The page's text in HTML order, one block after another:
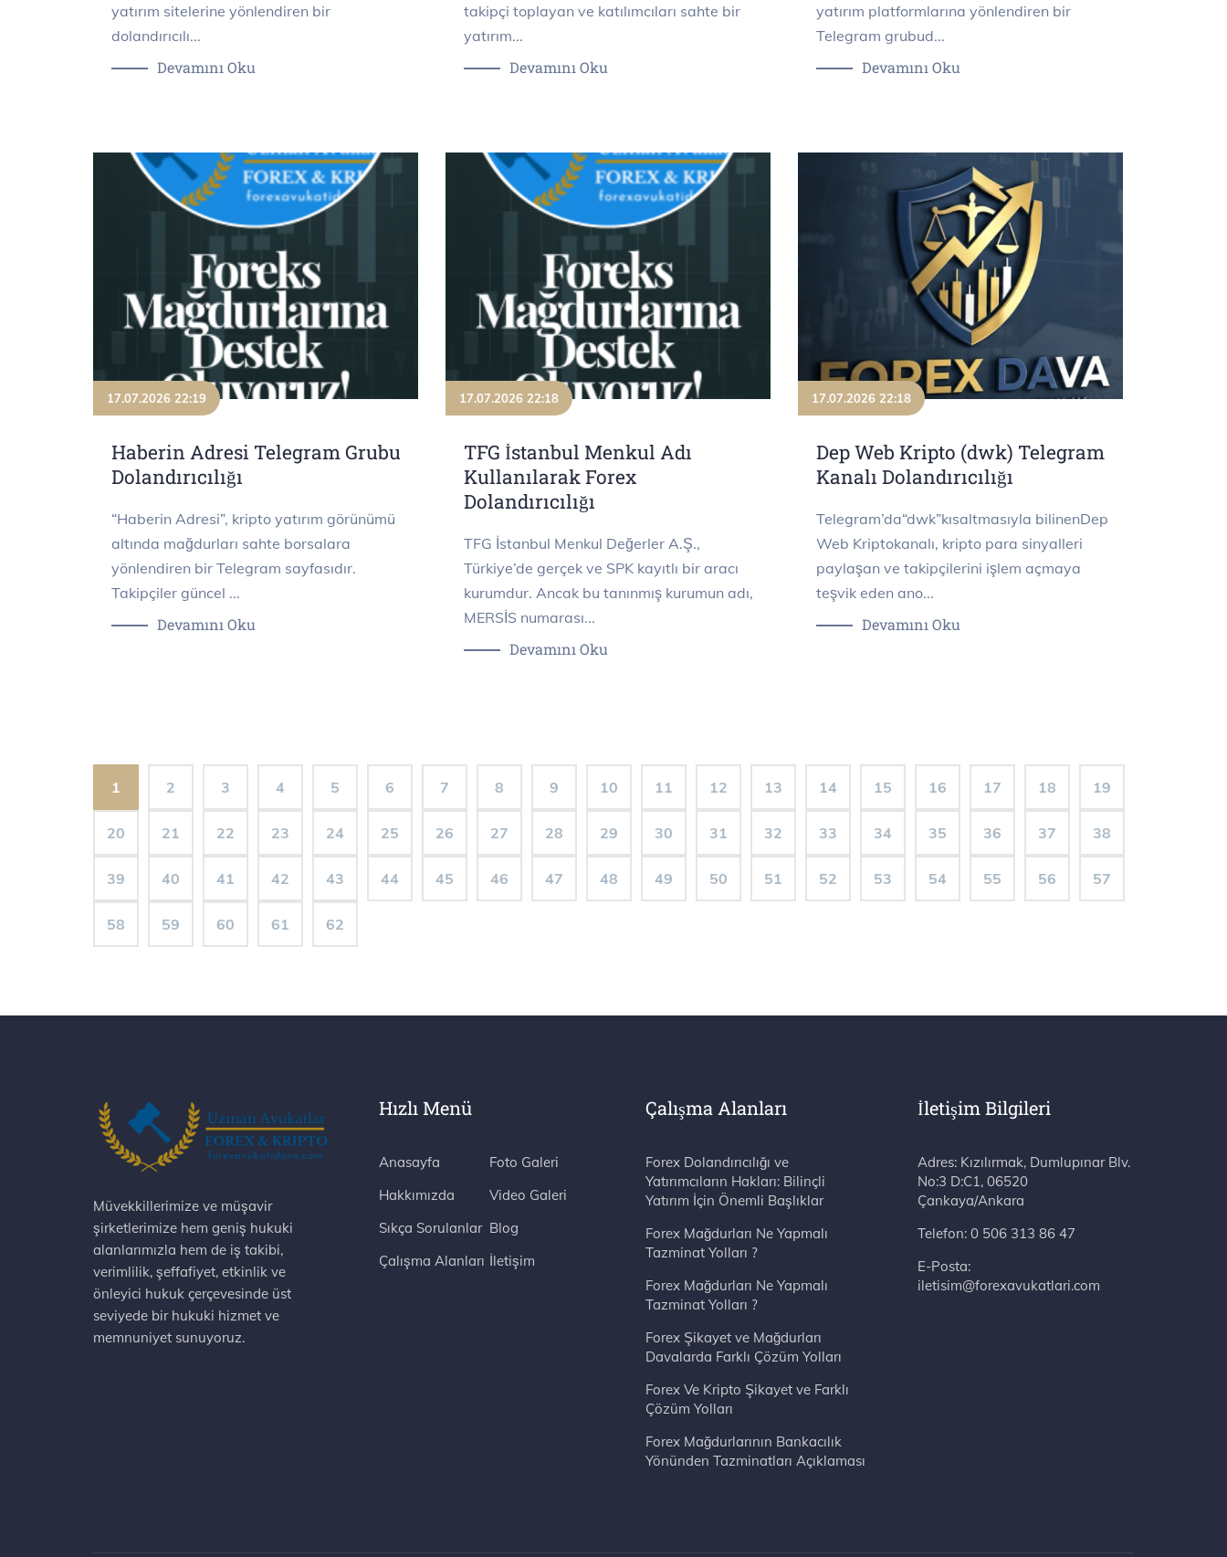
yatırım sitelerine yönlendiren bir
dolandırıcılı...
Devamını Oku
takipçi toplayan ve katılımcıları sahte bir
yatırım...
Devamını Oku
yatırım platformlarına yönlendiren bir
Telegram grubud...
Devamını Oku
17.07.2026 22:19
Haberin Adresi Telegram Grubu
Dolandırıcılığı
“Haberin Adresi”, kripto yatırım görünümü
altında mağdurları sahte borsalara
yönlendiren bir Telegram sayfasıdır.
Takipçiler güncel ...
Devamını Oku
17.07.2026 22:18
TFG İstanbul Menkul Adı
Kullanılarak Forex
Dolandırıcılığı
TFG İstanbul Menkul Değerler A.Ş.,
Türkiye’de gerçek ve SPK kayıtlı bir aracı
kurumdur. Ancak bu tanınmış kurumun adı,
MERSİS numarası...
Devamını Oku
17.07.2026 22:18
Dep Web Kripto (dwk) Telegram
Kanalı Dolandırıcılığı
Telegram’da“dwk”kısaltmasıyla bilinenDep
Web Kriptokanalı, kripto para sinyalleri
paylaşan ve takipçilerini işlem açmaya
teşvik eden ano...
Devamını Oku
1 2 3 4 5 6 7 8 9 10 11 12 13 14 15 16 17 18 19
20 21 22 23 24 25 26 27 28 29 30 31 32 33 34 35 36 37 38
39 40 41 42 43 44 45 46 47 48 49 50 51 52 53 54 55 56 57
58 59 60 61 62
Müvekkillerimize ve müşavir
şirketlerimize hem geniş hukuki
alanlarımızla hem de iş takibi,
verimlilik, şeffafiyet, etkinlik ve
önleyici hukuk çerçevesinde üst
seviyede bir hukuki hizmet ve
memnuniyet sunuyoruz.
Hızlı Menü
Anasayfa
Hakkımızda
Sıkça Sorulanlar
Çalışma Alanları
Foto Galeri
Video Galeri
Blog
İletişim
Çalışma Alanları
Forex Dolandırıcılığı ve
Yatırımcıların Hakları: Bilinçli
Yatırım İçin Önemli Başlıklar
Forex Mağdurları Ne Yapmalı
Tazminat Yolları ?
Forex Mağdurları Ne Yapmalı
Tazminat Yolları ?
Forex Şikayet ve Mağdurları
Davalarda Farklı Çözüm Yolları
Forex Ve Kripto Şikayet ve Farklı
Çözüm Yolları
Forex Mağdurlarının Bankacılık
Yönünden Tazminatları Açıklaması
İletişim Bilgileri
Adres: Kızılırmak, Dumlupınar Blv. No:3 D:C1, 06520 Çankaya/Ankara
Telefon:0 506 313 86 47
E-Posta:
iletisim@forexavukatlari.com